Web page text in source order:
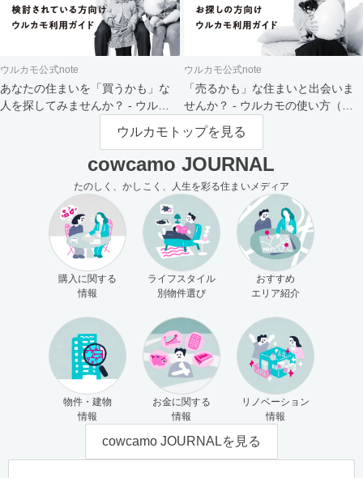
ウルカモ公式note
あなたの住まいを「買うかも」な
人を探してみませんか？ - ウルカ
ウルカモ公式note
「売るかも」な住まいと出会いま
せんか？ - ウルカモの使い方（買
主さま向け）
ウルカモトップを見る
cowcamo JOURNAL
たのしく、かしこく、人生を彩る住まいメディア
購入に関する
情報
ライフスタイル
別物件選び
おすすめ
エリア紹介
物件・建物
情報
お金に関する
情報
リノベーション
情報
cowcamo JOURNALを見る